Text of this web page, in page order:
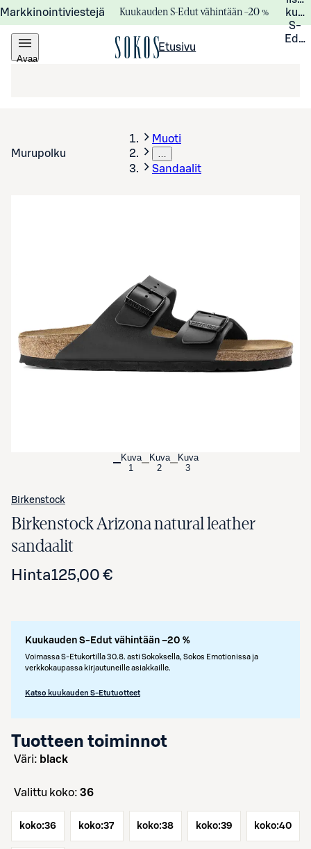
Markkinointiviestejä Kuukauden S-Edut vähintään –20 %
S-
Avaa
Etusivu
Murupolku
Muoti
…
Sandaalit
Avaa tuotekuva suurennettuna
Kuva
1
Kuva
2
Kuva
3
Birkenstock
Birkenstock Arizona natural leather
sandaalit
Hinta125,00 €
Kuukauden S-Edut vähintään –20 %
Voimassa S-Etukortilla 30.8. asti Sokoksella, Sokos Emotionissa ja
verkkokaupassa kirjautuneille asiakkaille.
Katso kuukauden S-Etutuotteet
Tuotteen toiminnot
väri: black
Valittu koko: 36
koko:36 koko:37 koko:38 koko:39 koko:40